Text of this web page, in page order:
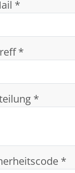
*
*
*
*